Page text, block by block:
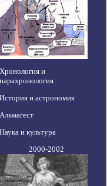
Хронология и
парахронология
История и астрономия
Альмагест
Наука и культура
2000-2002